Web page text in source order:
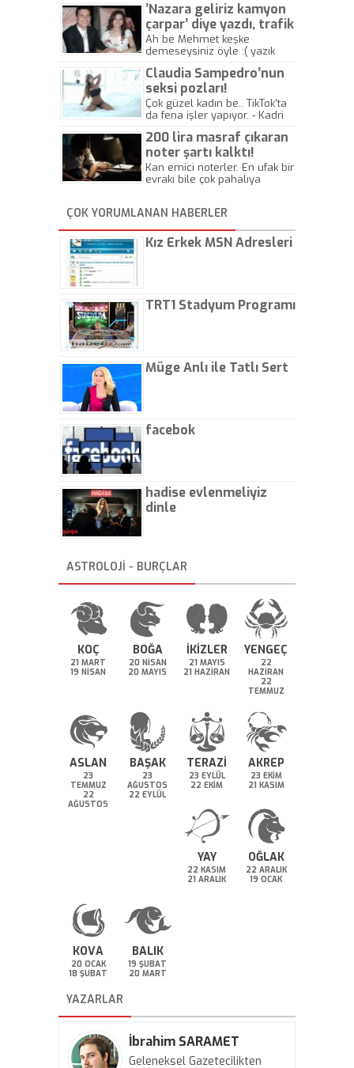
’Nazara geliriz kamyon
çarpar’ diye yazdı, trafik
kazasında öldü!
Ah be Mehmet keşke
demeseysiniz öyle :( yazık
Claudia Sampedro’nun
seksi pozları!
Çok güzel kadın be.. TikTok'ta
da fena işler yapıyor. - Kadri
200 lira masraf çıkaran
noter şartı kalktı!
Kan emici noterler. En ufak bir
evrakı bile çok pahalıya
kaptırıyorsunuz. - Kayhan
Gezenti
ÇOK YORUMLANAN HABERLER
Kız Erkek MSN Adresleri
TRT1 Stadyum Programı
Müge Anlı ile Tatlı Sert
facebok
hadise evlenmeliyiz
dinle
ASTROLOJİ - BURÇLAR
KOÇ
21 MART
19 NİSAN
BOĞA
20 NİSAN
20 MAYIS
İKİZLER
21 MAYIS
21 HAZİRAN
YENGEÇ
22
HAZİRAN
22
TEMMUZ
ASLAN
23
TEMMUZ
22
AĞUSTOS
BAŞAK
23
AĞUSTOS
22 EYLÜL
TERAZİ
23 EYLÜL
22 EKİM
AKREP
23 EKİM
21 KASIM
YAY
22 KASIM
21 ARALIK
OĞLAK
22 ARALIK
19 OCAK
KOVA
20 OCAK
18 ŞUBAT
BALIK
19 ŞUBAT
20 MART
YAZARLAR
İbrahim SARAMET
Geleneksel Gazetecilikten